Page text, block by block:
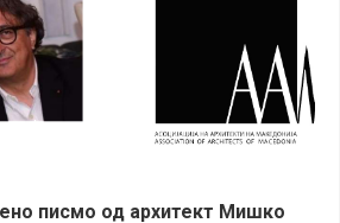
писмо од архитект Мишко